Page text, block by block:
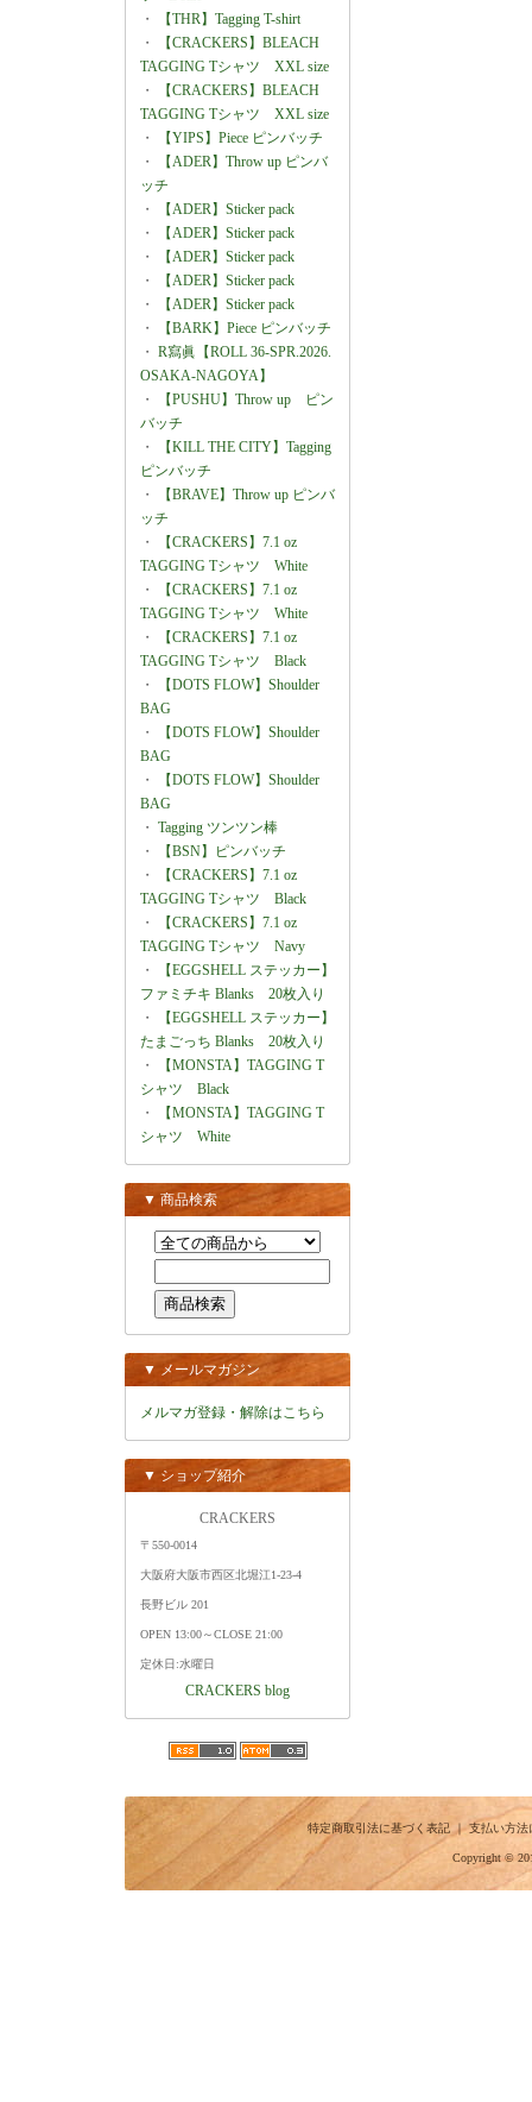
・
【THR】Tagging T-shirt
・
【CRACKERS】BLEACH
TAGGING Tシャツ XXL size
・
【CRACKERS】BLEACH
TAGGING Tシャツ XXL size
・
【YIPS】Piece ピンバッチ
・
【ADER】Throw up ピンバ
ッチ
・
【ADER】Sticker pack
・
【ADER】Sticker pack
・
【ADER】Sticker pack
・
【ADER】Sticker pack
・
【ADER】Sticker pack
・
【BARK】Piece ピンバッチ
・ R寫眞【ROLL 36-SPR.2026.
OSAKA-NAGOYA】
・
【PUSHU】Throw up ピン
バッチ
・
【KILL THE CITY】Tagging
ピンバッチ
・
【BRAVE】Throw up ピンバ
ッチ
・
【CRACKERS】7.1 oz
TAGGING Tシャツ White
・
【CRACKERS】7.1 oz
TAGGING Tシャツ White
・
【CRACKERS】7.1 oz
TAGGING Tシャツ Black
・
【DOTS FLOW】Shoulder
BAG
・
【DOTS FLOW】Shoulder
BAG
・
【DOTS FLOW】Shoulder
BAG
・ Tagging ツンツン棒
・
【BSN】ピンバッチ
・
【CRACKERS】7.1 oz
TAGGING Tシャツ Black
・
【CRACKERS】7.1 oz
TAGGING Tシャツ Navy
・
【EGGSHELL ステッカー】
ファミチキ Blanks 20枚入り
・
【EGGSHELL ステッカー】
たまごっち Blanks 20枚入り
・
【MONSTA】TAGGING T
シャツ Black
・
【MONSTA】TAGGING T
シャツ White
▼ 商品検索
▼ メールマガジン
メルマガ登録・解除はこちら
▼ ショップ紹介
CRACKERS
〒550-0014
大阪府大阪市西区北堀江1-23-4
長野ビル 201
OPEN 13:00～CLOSE 21:00
定休日:水曜日
CRACKERS blog
特定商取引法に基づく表記｜支払い方法
Copyright ©